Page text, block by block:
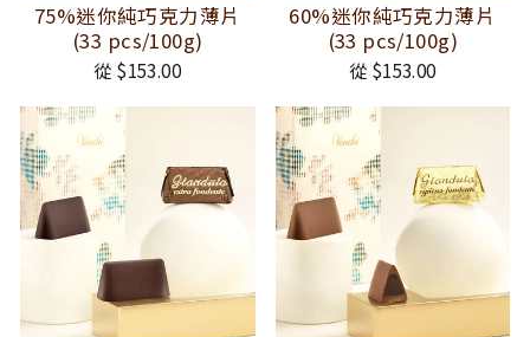
75%迷你純巧克力薄片
(33 pcs/100g)
從 $153.00
60%迷你純巧克力薄片
(33 pcs/100g)
從 $153.00